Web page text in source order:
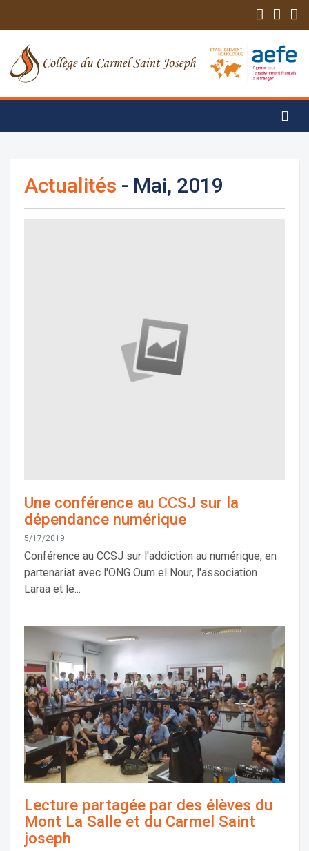
Actualités - Mai, 2019
Une conférence au CCSJ sur la
dépendance numérique
5/17/2019
Conférence au CCSJ sur l'addiction au numérique, en
partenariat avec l'ONG Oum el Nour, l'association
Laraa et le...
Lecture partagée par des élèves du
Mont La Salle et du Carmel Saint
joseph